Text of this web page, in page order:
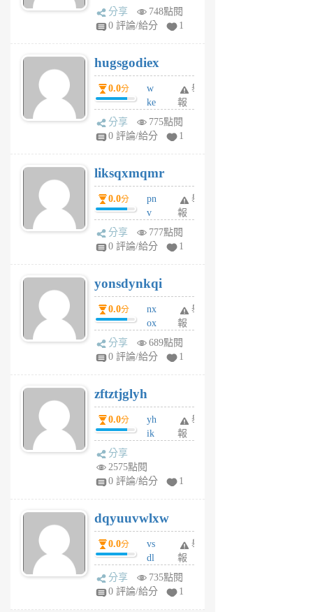
k
m
6
個
月
前
分享
748點閱
0 評論/給分
1
hugsgodiex
0.0分
w
ke
rv
pj
6
個
月
前
舉
報
分享
775點閱
0 評論/給分
1
liksqxmqmr
0.0分
pn
v
wt
sv
6
個
月
前
舉
報
分享
777點閱
0 評論/給分
1
yonsdynkqi
0.0分
nx
ox
rh
pe
月
前
舉
報
分享
689點閱
0 評論/給分
1
zftztjglyh
0.0分
yh
ik
tu
6
個
月
前
舉
報
分享
2575點閱
0 評論/給分
1
dqyuuvwlxw
0.0分
vs
dl
sq
fy
舉
報
分享
735點閱
0 評論/給分
1